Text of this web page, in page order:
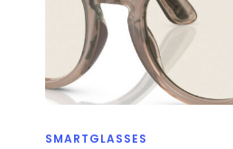
SMARTGLASSES